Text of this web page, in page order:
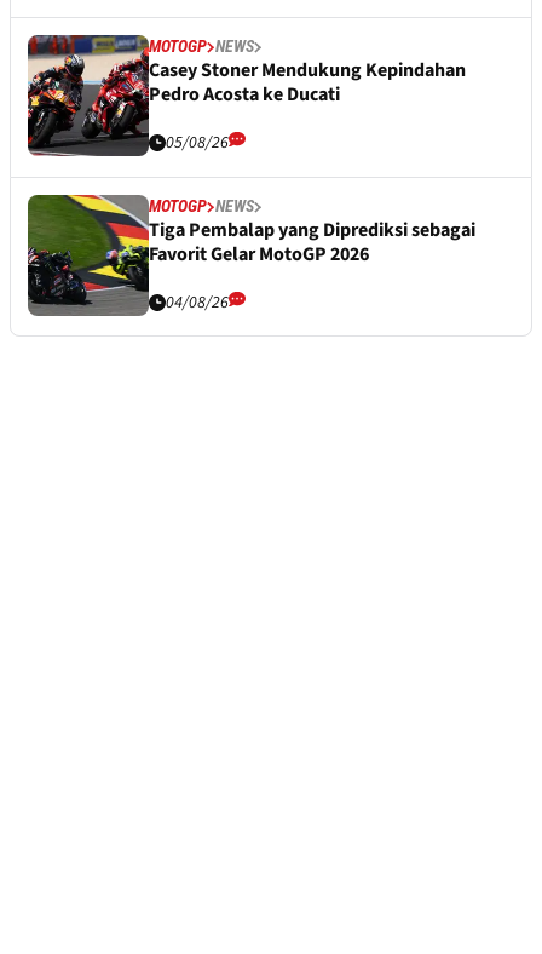
MOTOGP NEWS
Casey Stoner Mendukung Kepindahan
Pedro Acosta ke Ducati
05/08/26
MOTOGP NEWS
Tiga Pembalap yang Diprediksi sebagai
Favorit Gelar MotoGP 2026
04/08/26